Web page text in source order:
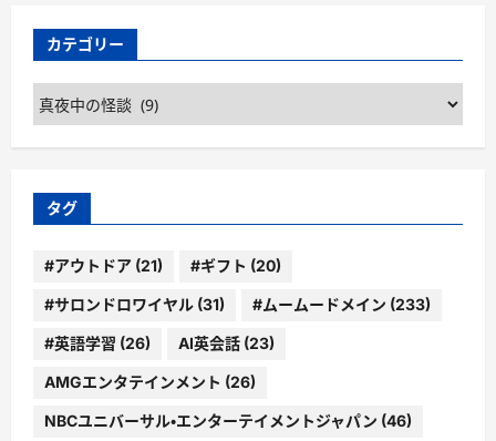
カテゴリー
カ
テ
ゴ
ー
タグ
#アウトドア (21) #ギフト (20)
#サロンドロワイヤル (31) #ムームードメイン (233)
#英語学習 (26) AI英会話 (23)
AMGエンタテインメント (26)
NBCユニバーサル・エンターテイメントジャパン (46)